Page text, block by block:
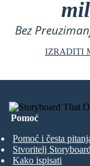
Bez
IZRADITI
Pomoć
Pomoć i česta
Stvoritelj
Kako ispisati